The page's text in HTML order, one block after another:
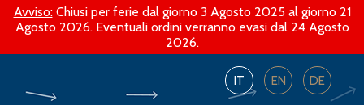
Avviso:Chiusi per ferie dal giorno 3 Agosto 2025 al giorno 21
Agosto 2026. Eventuali ordini verranno evasi dal 24 Agosto
2026.
IT EN DE